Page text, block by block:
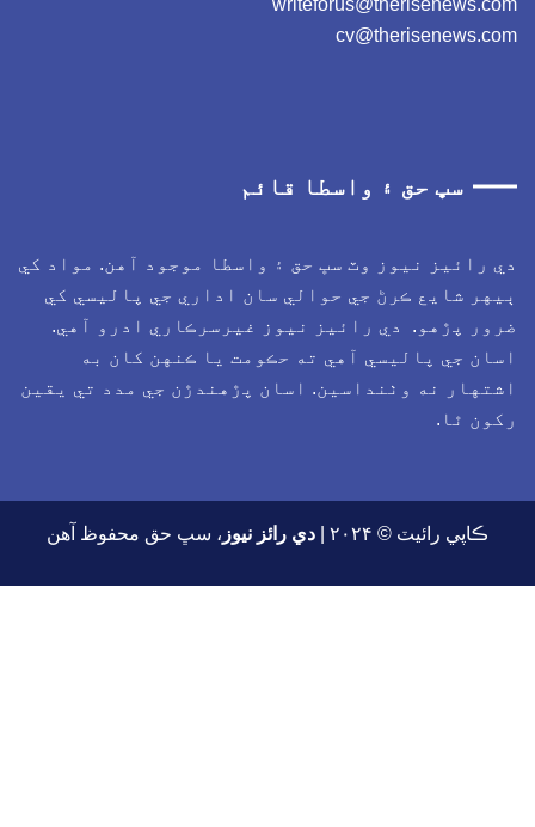
سڀ حق ۽ واسطا قائم
رائيز نيوز وٽ سڀ حق ۽ واسطا موجود آهن. مواد کي
شايع ڪرڻ جي حوالي سان اداري جي پاليسي کي
پڙهو. دي رائيز نيوز غيرسرڪاري ادرو آهي.
جي پاليسي آهي ته حڪومت يا ڪنهن کان به
نه وٺنداسين. اسان پڙهندڙن جي مدد تي يقين
ٿا.
ڪاپي رائيٽ © ۲۰۲۴ | دي رائز نيوز، سڀ حق محفوظ آهن